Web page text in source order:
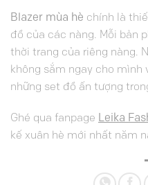
Blazer mùa hè chính là
đồ của các nàng. Mỗi bản
thời trang của riêng nàng.
không sắm ngay cho mình
những set đồ ấn tượng
Ghé qua fanpage Leika
kế xuân hè mới nhất năm